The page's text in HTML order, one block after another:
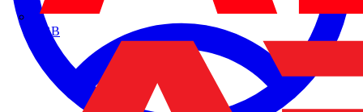
ABB